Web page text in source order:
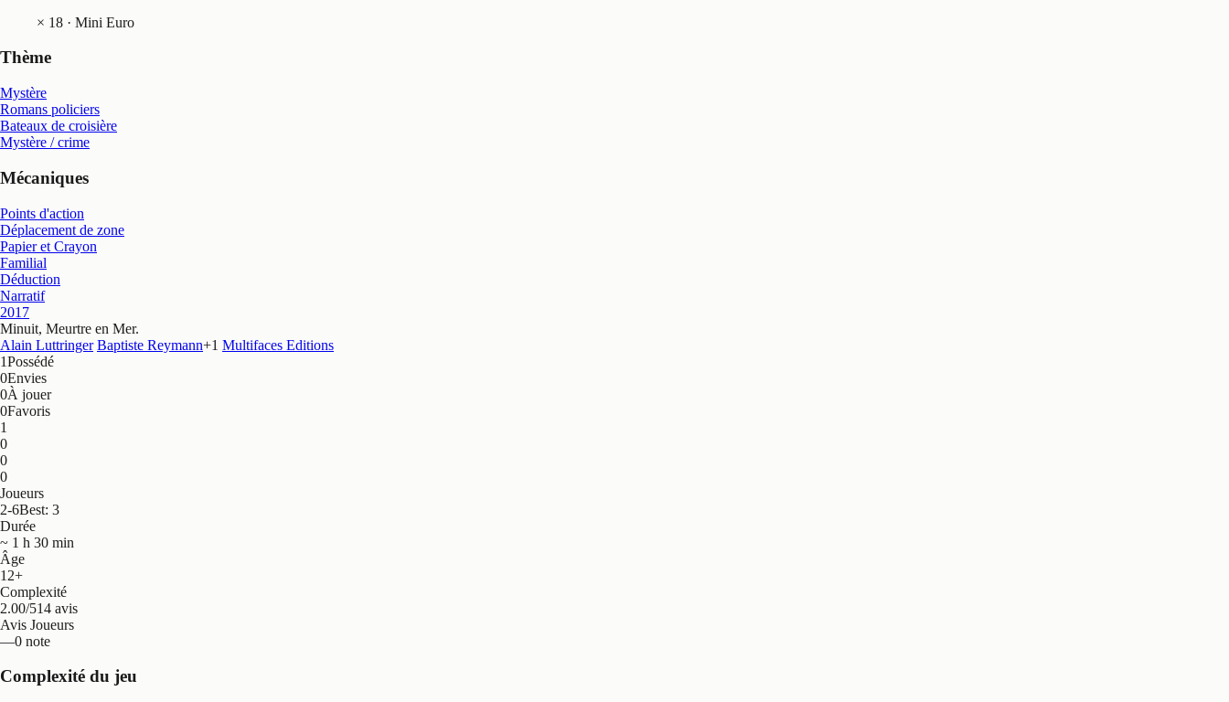
× 18 · Mini Euro
Thème
Mystère
Romans policiers
Bateaux de croisière
Mystère / crime
Mécaniques
Points d'action
Déplacement de zone
Papier et Crayon
Familial
Déduction
Narratif
2017
Minuit, Meurtre en Mer.
Alain Luttringer Baptiste Reymann+1 Multifaces Editions
1Possédé
0Envies
0À jouer
0Favoris
1
0
0
0
Joueurs
2-6Best: 3
Durée
~ 1 h 30 min
Âge
12+
Complexité
2.00/514 avis
Avis Joueurs
—0 note
Complexité du jeu